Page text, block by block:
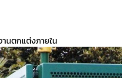
นตกแต่งภายใน